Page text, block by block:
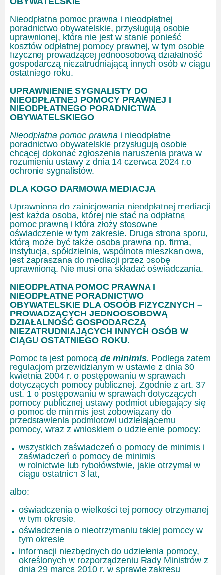
Nieodpłatna pomoc prawna i nieodpłatnej
poradnictwo obywatelskie, przysługują osobie
uprawnionej, która nie jest w stanie ponieść
kosztów odpłatnej pomocy prawnej, w tym osobie
fizycznej prowadzącej jednoosobową działalność
gospodarczą niezatrudniającą innych osób w ciągu
ostatniego roku.
UPRAWNIENIE SYGNALISTY DO
NIEODPŁATNEJ POMOCY PRAWNEJ I
NIEODPŁATNEGO PORADNICTWA
OBYWATELSKIEGO
Nieodpłatna pomoc prawna i nieodpłatne
poradnictwo obywatelskie przysługują osobie
chcącej dokonać zgłoszenia naruszenia prawa w
rozumieniu ustawy z dnia 14 czerwca 2024 r.o
ochronie sygnalistów.
DLA KOGO DARMOWA MEDIACJA
Uprawniona do zainicjowania nieodpłatnej mediacji
jest każda osoba, której nie stać na odpłatną
pomoc prawną i która złoży stosowne
oświadczenie w tym zakresie. Druga strona sporu,
którą może być także osoba prawna np. firma,
instytucja, spółdzielnia, wspólnota mieszkaniowa,
jest zapraszana do mediacji przez osobę
uprawnioną. Nie musi ona składać oświadczania.
NIEODPŁATNA POMOC PRAWNA I
NIEODPŁATNE PORADNICTWO
OBYWATELSKIE DLA OSOÓB FIZYCZNYCH –
PROWADZĄCYCH JEDNOOSOBOWĄ
DZIAŁALNOŚĆ GOSPODARCZĄ
NIEZATRUDNIAJĄCYCH INNYCH OSÓB W
CIĄGU OSTATNIEGO ROKU.
Pomoc ta jest pomocą de minimis. Podlega zatem
regulacjom przewidzianym w ustawie z dnia 30
kwietnia 2004 r. o postępowaniu w sprawach
dotyczących pomocy publicznej. Zgodnie z art. 37
ust. 1 o postępowaniu w sprawach dotyczących
pomocy publicznej ustawy podmiot ubiegający się
o pomoc de minimis jest zobowiązany do
przedstawienia podmiotowi udzielającemu
pomocy, wraz z wnioskiem o udzielenie pomocy:
wszystkich zaświadczeń o pomocy de minimis i
zaświadczeń o pomocy de minimis
w rolnictwie lub rybołówstwie, jakie otrzymał w
ciągu ostatnich 3 lat,
albo:
oświadczenia o wielkości tej pomocy otrzymanej
w tym okresie,
oświadczenia o nieotrzymaniu takiej pomocy w
tym okresie
informacji niezbędnych do udzielenia pomocy,
określonych w rozporządzeniu Rady Ministrów z
dnia 29 marca 2010 r. w sprawie zakresu